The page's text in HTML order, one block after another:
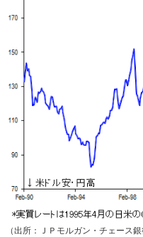
（出所：ＪＰモルガン・チェース銀